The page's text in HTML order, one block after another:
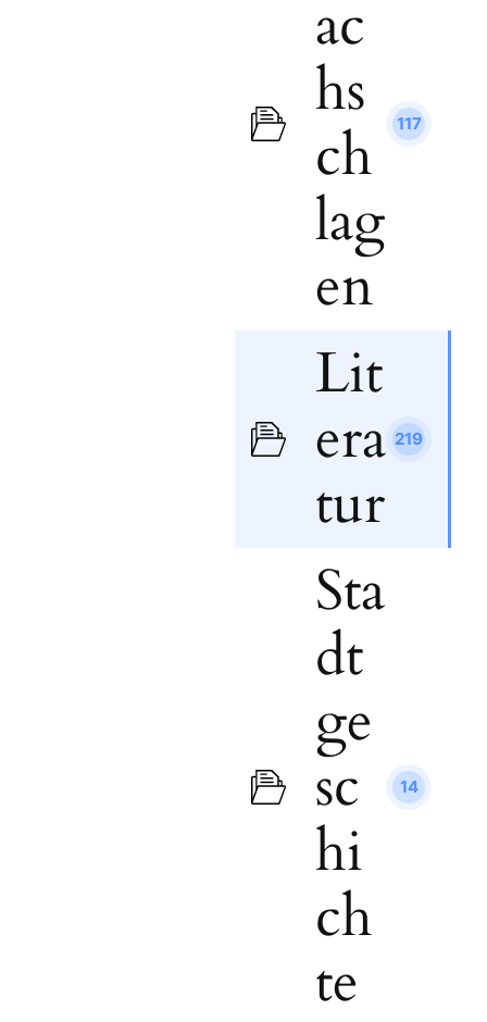
ac
hs
ch
lag
en
117
Lit
era
tur
219
Sta
dt
ge
sc
hi
ch
te
14